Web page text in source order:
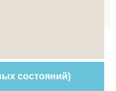
состояний)